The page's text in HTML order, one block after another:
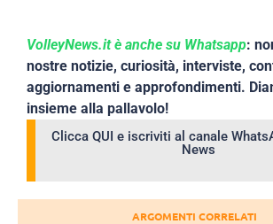
VolleyNews.it è anche su Whatsapp:
nostre notizie, curiosità, interviste,
aggiornamenti e approfondimenti.
insieme alla pallavolo!
Clicca QUI e iscriviti al canale
News
ARGOMENTI CORRELATI